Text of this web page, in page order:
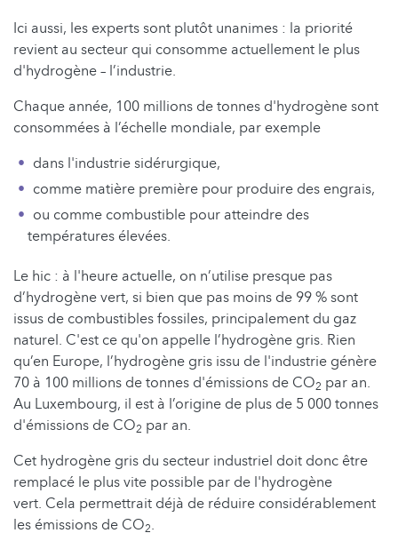
Ici aussi, les experts sont plutôt unanimes : la priorité
revient au secteur qui consomme actuellement le plus
d'hydrogène – l’industrie.
Chaque année, 100 millions de tonnes d'hydrogène sont
consommées à l’échelle mondiale, par exemple
dans l'industrie sidérurgique,
comme matière première pour produire des engrais,
ou comme combustible pour atteindre des
températures élevées.
Le hic : à l'heure actuelle, on n’utilise presque pas
d’hydrogène vert, si bien que pas moins de 99 % sont
issus de combustibles fossiles, principalement du gaz
naturel. C'est ce qu'on appelle l’hydrogène gris. Rien
qu’en Europe, l’hydrogène gris issu de l'industrie génère
70 à 100 millions de tonnes d'émissions de CO2 par an.
Au Luxembourg, il est à l’origine de plus de 5 000 tonnes
d'émissions de CO2 par an.
Cet hydrogène gris du secteur industriel doit donc être
remplacé le plus vite possible par de l'hydrogène
vert. Cela permettrait déjà de réduire considérablement
les émissions de CO2.